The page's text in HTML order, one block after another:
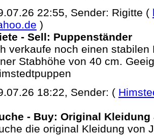
22:55, Sender: Rigitte (
)
- Sell: Puppenständer
verkaufe noch einen stabilen
Stabhöhe von 40 cm.
18:22, Sender: (
- Buy: Original Kleidung
die original Kleidung von